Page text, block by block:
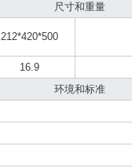
尺寸和重量
212*420*500
16.9
环境和标准